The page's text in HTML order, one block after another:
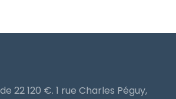
22 120 €. 1 rue Charles Péguy,